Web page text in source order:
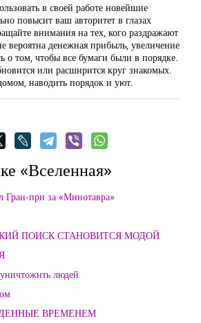
в своей работе новейшие
повысит ваш авторитет в глазах
внимания на тех, кого раздражают
вероятна денежная прибыль, увеличение
о том, чтобы все бумаги были в порядке.
или расширится круг знакомых.
наводить порядок и уют.
«Вселенная»
Гран-при за «Минотавра»
ПОИСК СТАНОВИТСЯ МОДОЙ
людей
ВРЕМЕНЕМ